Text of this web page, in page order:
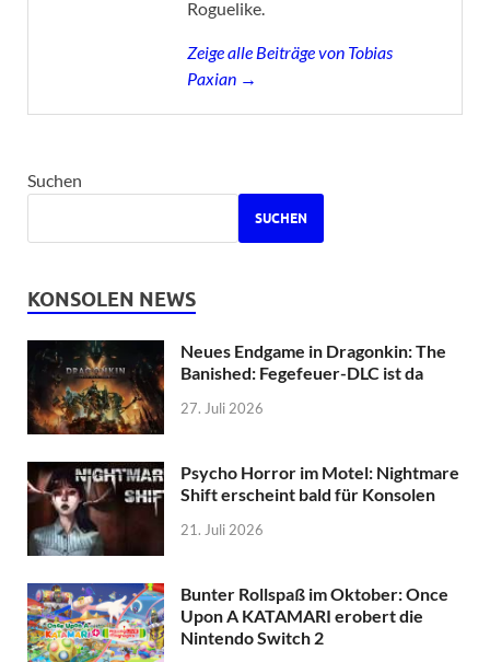
Roguelike.
Zeige alle Beiträge von Tobias
Paxian →
Suchen
SUCHEN
KONSOLEN NEWS
Neues Endgame in Dragonkin: The
Banished: Fegefeuer-DLC ist da
27. Juli 2026
Psycho Horror im Motel: Nightmare
Shift erscheint bald für Konsolen
21. Juli 2026
Bunter Rollspaß im Oktober: Once
Upon A KATAMARI erobert die
Nintendo Switch 2